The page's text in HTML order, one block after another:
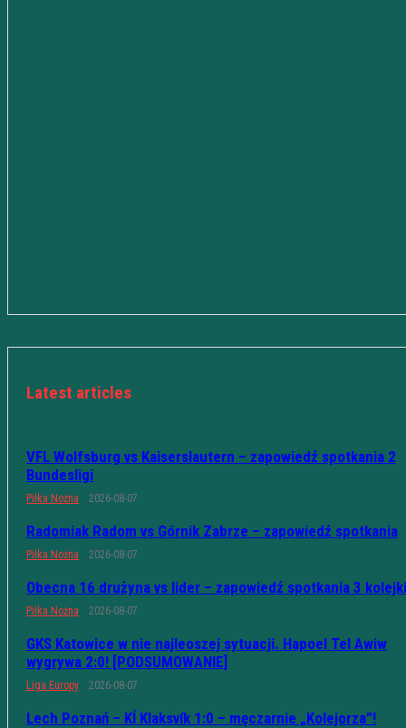
Latest articles
VFL Wolfsburg vs Kaiserslautern – zapowiedź spotkania 2
Bundesligi
Piłka Nożna 2026-08-07
Radomiak Radom vs Górnik Zabrze – zapowiedź spotkania
Piłka Nożna 2026-08-07
Obecna 16 drużyna vs lider – zapowiedź spotkania 3 kolejki
Piłka Nożna 2026-08-07
GKS Katowice w nie najleoszej sytuacji. Hapoel Tel Awiw
wygrywa 2:0! [PODSUMOWANIE]
Liga Europy 2026-08-07
Lech Poznań – KÍ Klaksvík 1:0 – męczarnie „Kolejorza”!